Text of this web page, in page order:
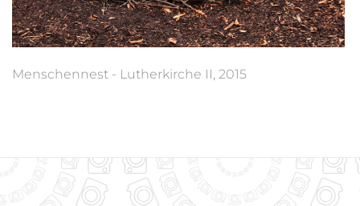
Menschennest - Lutherkirche II, 2015